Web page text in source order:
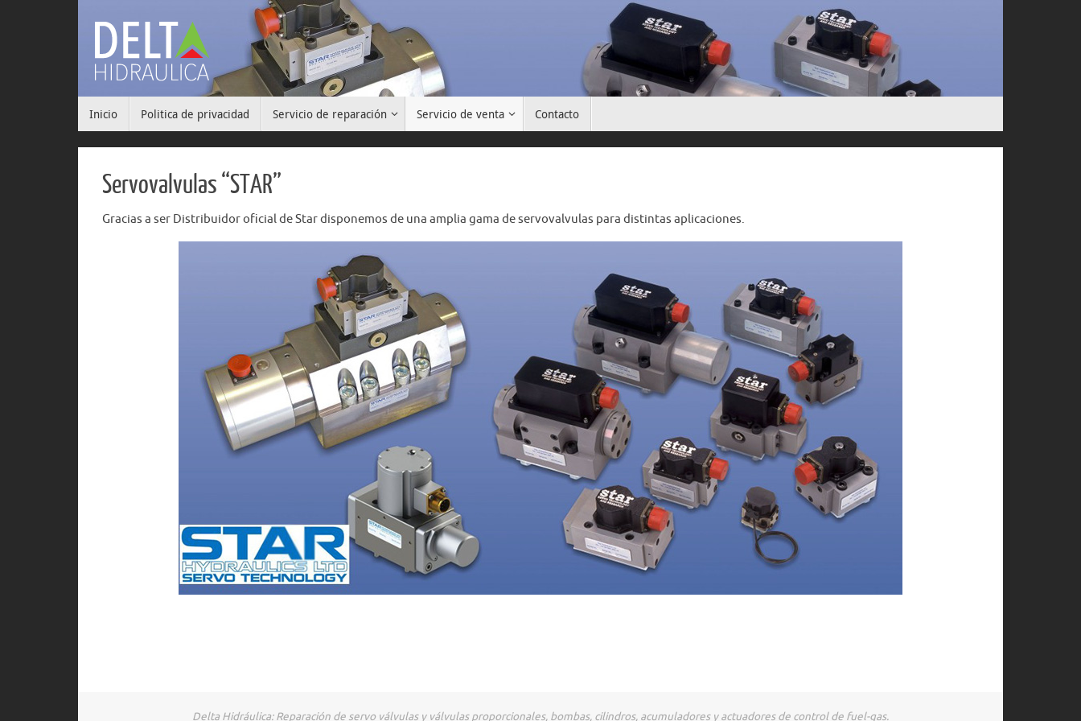
Inicio Politica de privacidad Servicio de reparación Servicio de venta Contacto
Servovalvulas “STAR”
Gracias a ser Distribuidor oficial de Star disponemos de una amplia gama de servovalvulas para distintas aplicaciones.
Delta Hidráulica: Reparación de servo válvulas y válvulas proporcionales, bombas, cilindros, acumuladores y actuadores de control de fuel-gas.